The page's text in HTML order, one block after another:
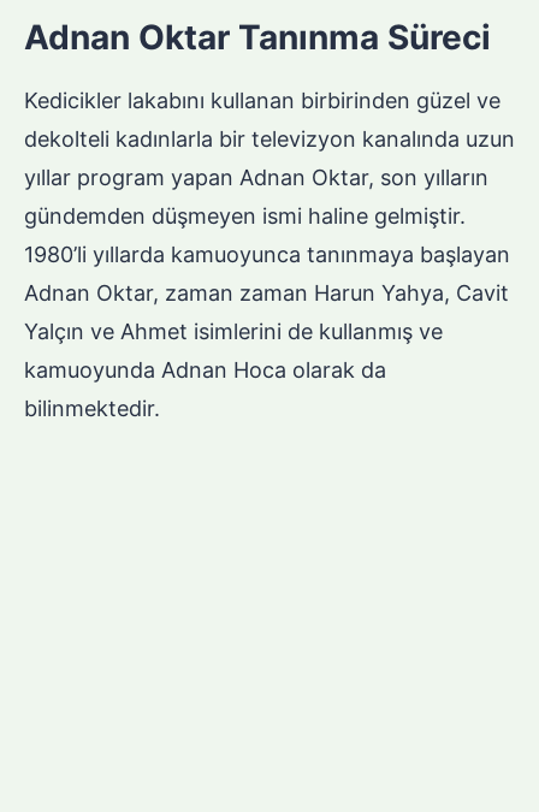
Adnan Oktar Tanınma Süreci
Kedicikler lakabını kullanan birbirinden güzel ve
dekolteli kadınlarla bir televizyon kanalında uzun
yıllar program yapan Adnan Oktar, son yılların
gündemden düşmeyen ismi haline gelmiştir.
1980’li yıllarda kamuoyunca tanınmaya başlayan
Adnan Oktar, zaman zaman Harun Yahya, Cavit
Yalçın ve Ahmet isimlerini de kullanmış ve
kamuoyunda Adnan Hoca olarak da
bilinmektedir.